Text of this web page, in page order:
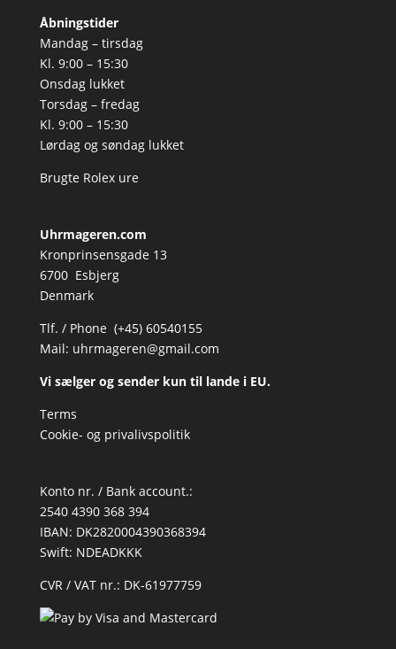
Åbningstider
Mandag – tirsdag
Kl. 9:00 – 15:30
Onsdag lukket
Torsdag – fredag
Kl. 9:00 – 15:30
Lørdag og søndag lukket
Brugte Rolex ure
Uhrmageren.com
Kronprinsensgade 13
6700 Esbjerg
Denmark
Tlf. / Phone (+45) 60540155
Mail: uhrmageren@gmail.com
Vi sælger og sender kun til lande i EU.
Terms
Cookie- og privalivspolitik
Konto nr. / Bank account.:
2540 4390 368 394
IBAN: DK2820004390368394
Swift: NDEADKKK
CVR / VAT nr.: DK-61977759